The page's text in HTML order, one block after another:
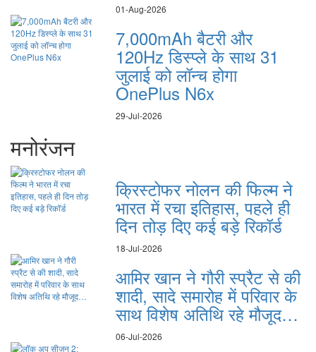
01-Aug-2026
7,000mAh बैटरी और
120Hz डिस्प्ले के साथ 31
जुलाई को लॉन्च होगा
OnePlus N6x
29-Jul-2026
मनोरंजन
क्रिस्टोफर नोलन की फिल्म ने
भारत में रचा इतिहास, पहले ही
दिन तोड़ दिए कई बड़े रिकॉर्ड
18-Jul-2026
आमिर खान ने गौरी स्प्रैट से की
शादी, सादे समारोह में परिवार के
साथ विशेष अतिथि रहे मौजूद…
06-Jul-2026